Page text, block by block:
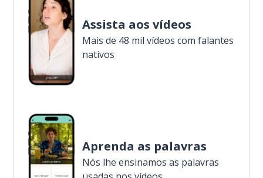
Assista aos vídeos
Mais de 48 mil vídeos com falantes
nativos
Aprenda as palavras
Nós lhe ensinamos as palavras